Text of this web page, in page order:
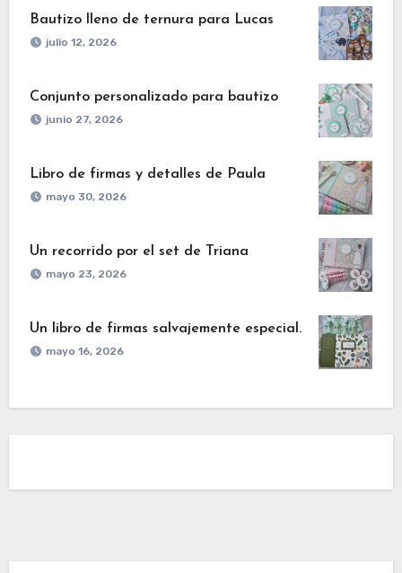
Bautizo lleno de ternura para Lucas
julio 12, 2026
Conjunto personalizado para bautizo
junio 27, 2026
Libro de firmas y detalles de Paula
mayo 30, 2026
Un recorrido por el set de Triana
mayo 23, 2026
Un libro de firmas salvajemente especial.
mayo 16, 2026